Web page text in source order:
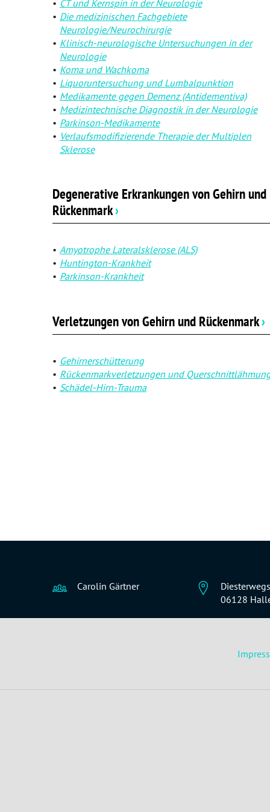
Psychische Erkrankungen
Neurologie
Schmerz- und Schlafmedizin
Frauenkrankheiten
Männerkrankheiten
CT und Kernspin in der Neurologie
Die medizinischen Fachgebiete
Neurologie/Neurochirurgie
Klinisch-neurologische Untersuchungen in der
Neurologie
Koma und Wachkoma
Liquoruntersuchung und Lumbalpunktion
Medikamente gegen Demenz (Antidementiva)
Medizintechnische Diagnostik in der Neurologie
Parkinson-Medikamente
Verlaufsmodifizierende Therapie der Multiplen
Sklerose
Degenerative Erkrankungen von Gehirn und
Rückenmark›
Amyotrophe Lateralsklerose (ALS)
Huntington-Krankheit
Parkinson-Krankheit
Verletzungen von Gehirn und Rückenmark›
Gehirnerschütterung
Rückenmarkverletzungen und
Schädel-Hirn-Trauma
Carolin Gärtner
06128